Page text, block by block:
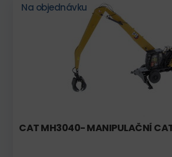
Na objednávku
CAT MH3040- MANIPULAČNÍ